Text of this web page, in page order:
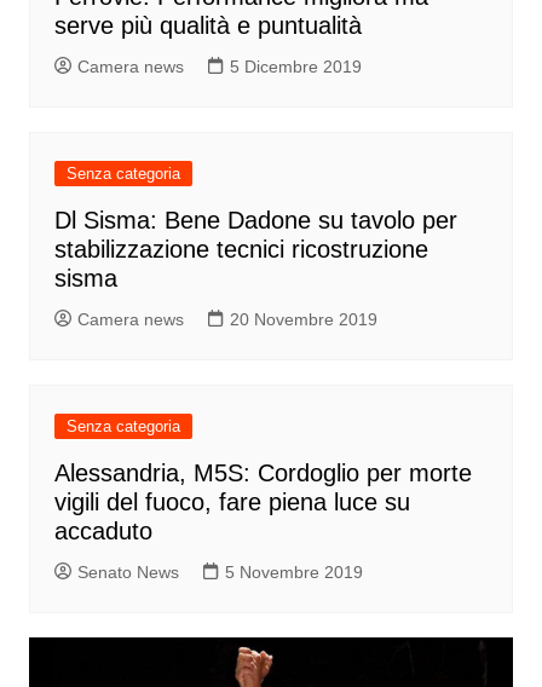
serve più qualità e puntualità
Camera news 5 Dicembre 2019
Senza categoria
Dl Sisma: Bene Dadone su tavolo per
stabilizzazione tecnici ricostruzione
sisma
Camera news 20 Novembre 2019
Senza categoria
Alessandria, M5S: Cordoglio per morte
vigili del fuoco, fare piena luce su
accaduto
Senato News 5 Novembre 2019